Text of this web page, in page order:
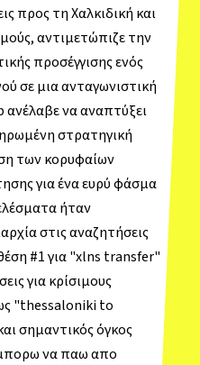
προς τη Χαλκιδική και
αντιμετώπιζε την
προσέγγισης ενός
σε μια ανταγωνιστική
να αναπτύξει
στρατηγική
των κορυφαίων
για ένα ευρύ φάσμα
ήταν
στις αναζητήσεις
#1 για "xlns transfer"
για κρίσιμους
"thessaloniki to
σημαντικός όγκος
να παω απο